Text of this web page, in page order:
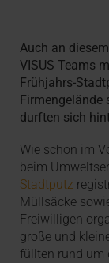
Auch an
VISUS Teams
Frühjahrs-
durften sich
Wie schon im
beim
Stadtputz
Müllsäcke
Freiwilligen
große und
füllten rund um